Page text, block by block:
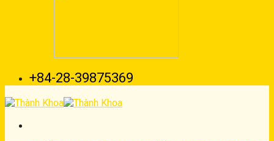
+84-28-39875369